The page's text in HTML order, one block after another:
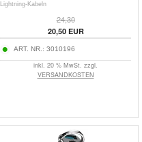
Lightning-Kabeln
24,30
20,50EUR
ART. NR.: 3010196
inkl. 20 % MwSt. zzgl.
VERSANDKOSTEN